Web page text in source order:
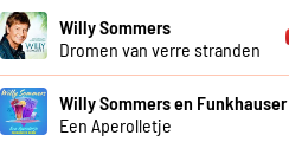
Willy Sommers
Dromen van verre stranden
Willy Sommers en Funkhauser
Een Aperolletje